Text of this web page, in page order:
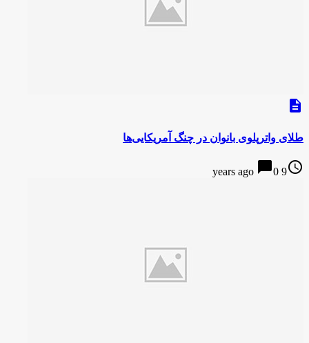
description
طلای واترپلوی بانوان در چنگ آمریکایی‌ها
access_time
9 years ago
chat_bubble0